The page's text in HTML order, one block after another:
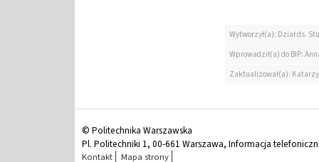
Wytworzył(a): Dział ds.
Wprowadził(a) do BIP:
Zaktualizował(a):
© Politechnika Warszawska
Pl. Politechniki 1, 00-661 Warszawa, Informacja
Kontakt Mapa strony